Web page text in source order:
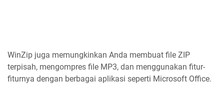
WinZip juga memungkinkan Anda membuat file ZIP
terpisah, mengompres file MP3, dan menggunakan fitur-
fiturnya dengan berbagai aplikasi seperti Microsoft Office.